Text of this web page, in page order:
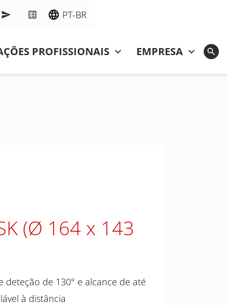
PT-BR
PROFISSIONAIS EMPRESA
(Ø 164 x 143
de 130° e alcance de até
à distância